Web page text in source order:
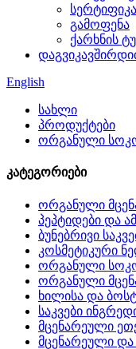
გამოფენა
ქარხნის
English
სახლი
პროდუქტები
ორგანული
კატეგორიები
ორგანული
პეპტიდები და
ბუნებრივი
კოსმეტიკური
ორგანული
ორგანული
ხილისა და
საკვები
მცენარეული
მცენარეული და